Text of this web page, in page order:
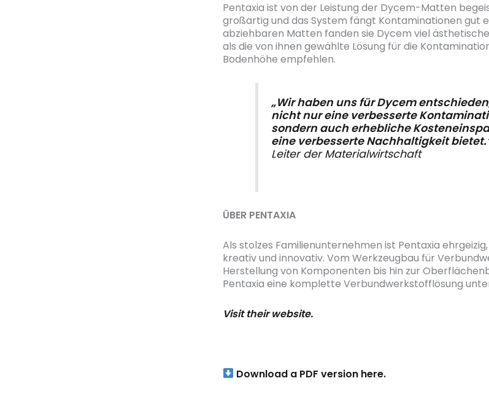
Pentaxia ist von der Leistung der Dycem-Matten
großartig und das System fängt Kontaminationen gut
abziehbaren Matten fanden sie Dycem viel
als die von ihnen gewählte Lösung für die
Bodenhöhe empfehlen.
„Wir haben uns für Dycem
nicht nur eine verbesserte
sondern auch erhebliche
eine verbesserte Nachhaltigkeit
Leiter der Materialwirtschaft
ÜBER PENTAXIA
Als stolzes Familienunternehmen ist Pentaxia
kreativ und innovativ. Vom Werkzeugbau für
Herstellung von Komponenten bis hin zur
Pentaxia eine komplette Verbundwerkstofflösung
Visit their website.
Download a PDF version here.